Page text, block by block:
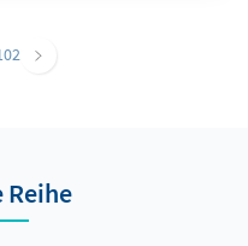
Reihe